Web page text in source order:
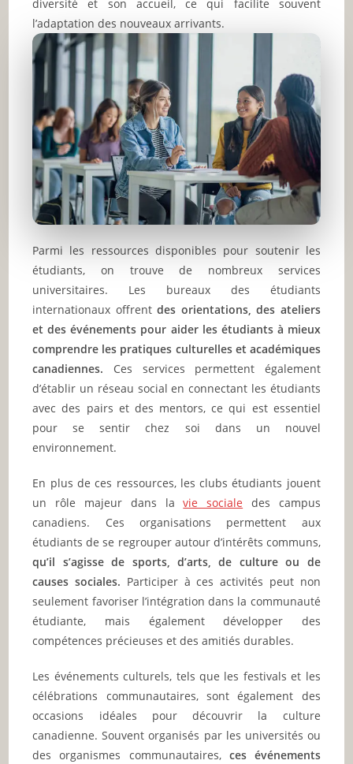
diversité et son accueil, ce qui facilite souvent
l’adaptation des nouveaux arrivants.
Parmi les ressources disponibles pour soutenir les
étudiants, on trouve de nombreux services
universitaires. Les bureaux des étudiants
internationaux offrentdes orientations, des ateliers
et des événements pour aider les étudiants à mieux
comprendre les pratiques culturelles et académiques
canadiennes. Ces services permettent également
d’établir un réseau social en connectant les étudiants
avec des pairs et des mentors, ce qui est essentiel
pour se sentir chez soi dans un nouvel
environnement.
En plus de ces ressources, les clubs étudiants jouent
un rôle majeur dans lavie sociale des campus
canadiens. Ces organisations permettent aux
étudiants de se regrouper autour d’intérêts communs,
qu’il s’agisse de sports, d’arts, de culture ou de
causes sociales. Participer à ces activités peut non
seulement favoriser l’intégration dans la communauté
étudiante, mais également développer des
compétences précieuses et des amitiés durables.
Les événements culturels, tels que les festivals et les
célébrations communautaires, sont également des
occasions idéales pour découvrir la culture
canadienne. Souvent organisés par les universités ou
des organismes communautaires, ces événements